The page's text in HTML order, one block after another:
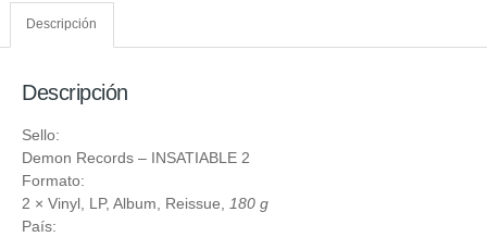
Descripción
Descripción
Sello:
Demon Records ‎– INSATIABLE 2
Formato:
2 × Vinyl , LP, Album, Reissue,
180 g
País: